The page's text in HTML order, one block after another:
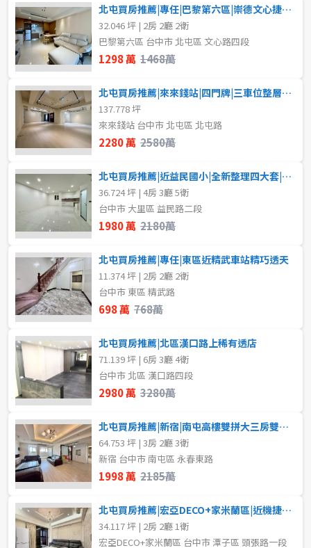
5~10樓 11~20樓
21樓以上
~ 樓
格局
不拘
1房
2房 3房
4房
屋齡
不拘
售價
格局
不拘
2房
3房
租金(元)
北屯買房推薦|專任|巴黎第六區|崇德文心捷運宅|視野兩房車位
32.046 坪 | 2房 2廳 2衛
巴黎第六區 台中市 北屯區 文心路四段
1298 萬 1468萬
北屯買房推薦|來來錢站|四門牌|三車位整層商辦
137.778 坪
來來錢站 台中市 北屯區 北屯路
2280 萬 2580萬
北屯買房推薦|近益民國小|全新整理四大套|美透天
36.724 坪 | 4房 3廳 5衛
台中市 大里區 益民路二段
1980 萬 2180萬
北屯買房推薦|專任|東區近精武車站精巧透天
11.374 坪 | 2房 2廳 2衛
台中市 東區 精武路
698 萬 768萬
北屯買房推薦|北區漢口路上稀有透店
71.139 坪 | 6房 3廳 4衛
台中市 北區 漢口路四段
2980 萬 3280萬
北屯買房推薦|新宿|南屯高樓雙拼大三房雙車位
64.753 坪 | 3房 2廳 3衛
新宿 台中市 南屯區 永春東路
1998 萬 2185萬
北屯買房推薦|宏亞DECO+家米蘭區|近機捷輕屋齡2房平車
34.117 坪 | 2房 2廳 1衛
宏亞DECO+家米蘭區 台中市 潭子區 頭張路一段